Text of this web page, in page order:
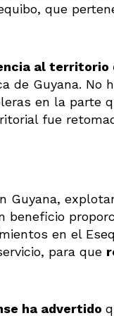
que
al territorio
de Guyana. No
en la parte
fue
Guyana,
beneficio
en el
para que
ha advertido